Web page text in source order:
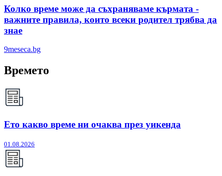
Колко време може да съхраняваме кърмата -
важните правила, които всеки родител трябва да
знае
9meseca.bg
Времето
Ето какво време ни очаква през уикенда
01.08.2026